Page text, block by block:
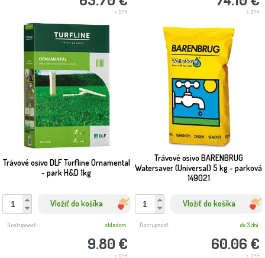
s DPH s DPH
Trávové osivo DLF Turfline Ornamental
- park H&D 1kg
Vložiť do košíka
9.80 €
s DPH
Dostupnosť: skladom
Trávové osivo BARENBRUG
Watersaver (Universal) 5 kg - parková
149021
Vložiť do košíka
60.06 €
s DPH
Dostupnosť: do 3 dní